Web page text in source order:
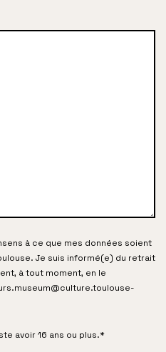
à ce que mes données soient
Je suis informé(e) du retrait
à tout moment, en le
avoir 16 ans ou plus.*